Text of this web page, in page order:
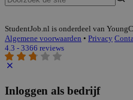
StudentJob.nl is onderdeel van
Algemene voorwaarden • Privacy
4.3 - 3366 reviews
Inloggen als bedrijf